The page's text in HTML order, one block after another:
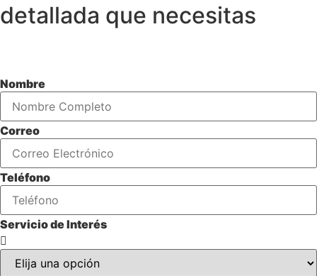
detallada que necesitas
Nombre
Correo
Teléfono
Servicio de Interés